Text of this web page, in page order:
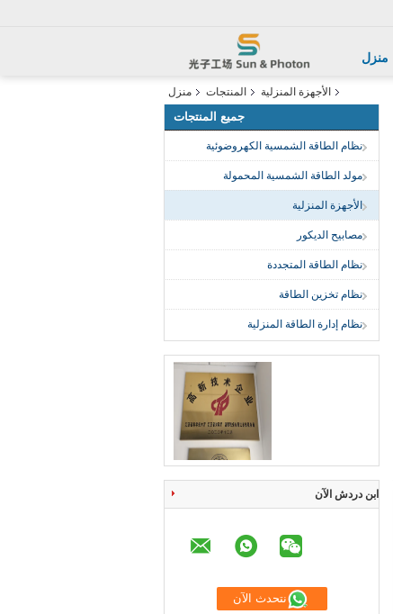
منزل
منزل المنتجات الأجهزة المنزلية
جميع المنتجات
نظام الطاقة الشمسية الكهروضوئية
مولد الطاقة الشمسية المحمولة
الأجهزة المنزلية
مصابيح الديكور
نظام الطاقة المتجددة
نظام تخزين الطاقة
نظام إدارة الطاقة المنزلية
ابن دردش الآن
نتحدث الآن